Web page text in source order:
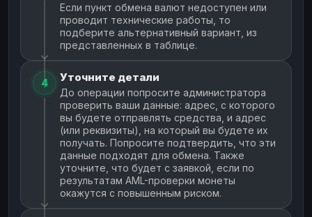
Если пункт обмена валют недоступен или
проводит технические работы, то
подберите альтернативный вариант, из
представленных в таблице.
4 Уточните детали
До операции попросите администратора
проверить ваши данные: адрес, с которого
вы будете отправлять средства, и адрес
(или реквизиты), на который вы будете их
получать. Попросите подтвердить, что эти
данные подходят для обмена. Также
уточните, что будет с заявкой, если по
результатам AML-проверки монеты
окажутся с повышенным риском.